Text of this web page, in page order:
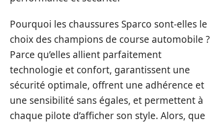
Pourquoi les chaussures Sparco sont-elles le
choix des champions de course automobile ?
Parce qu’elles allient parfaitement
technologie et confort, garantissent une
sécurité optimale, offrent une adhérence et
une sensibilité sans égales, et permettent à
chaque pilote d’afficher son style. Alors, que